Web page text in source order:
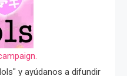
y ayúdanos a difundir